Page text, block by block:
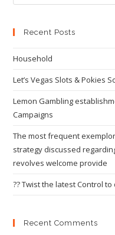
Recent Posts
Household
Let’s Vegas Slots & Pokies
Lemon Gambling
Campaigns
The most frequent
strategy discussed
revolves welcome provide
?? Twist the latest Control
Recent Comments